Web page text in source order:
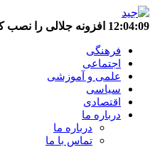
12:04:09 افزونه جلالی را نصب
فرهنگی
اجتماعی
علمی و آموزشی
سیاسی
اقتصادی
درباره ما
درباره ما
تماس با ما